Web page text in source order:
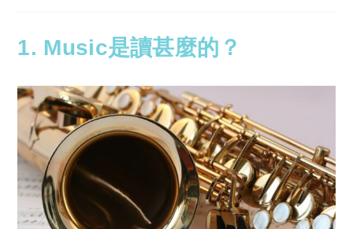
1. Music是讀甚麼的？